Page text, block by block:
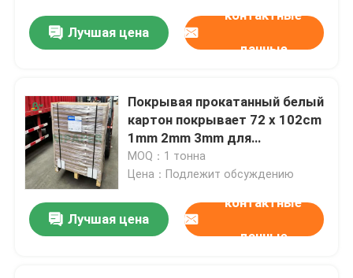
Лучшая цена
контактные
данные
Покрывая прокатанный белый
картон покрывает 72 x 102cm
1mm 2mm 3mm для
подарочной коробки
MOQ：1 тонна
Цена：Подлежит обсуждению
Лучшая цена
контактные
данные